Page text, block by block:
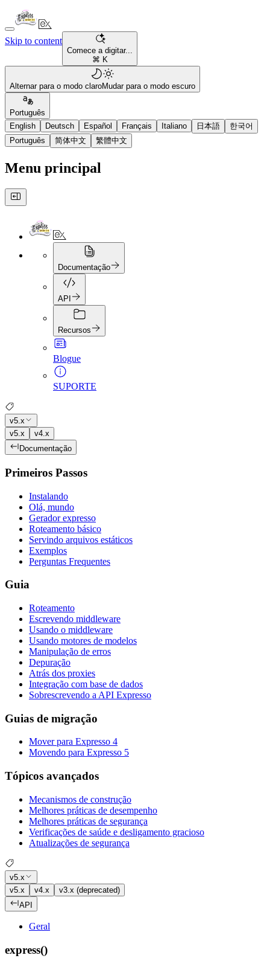
Skip to content
Comece a digitar...
⌘ K
Alternar para o modo claroMudar para o modo escuro
Português
English
Deutsch Español Français Italiano 日本語
한국어
Português
简体中文 繁體中文
Menu principal
Documentação
API
Recursos
Blogue
SUPORTE
v5.x
v5.x
v4.x
Documentação
Primeiros Passos
Instalando
Olá, mundo
Gerador expresso
Roteamento básico
Servindo arquivos estáticos
Exemplos
Perguntas Frequentes
Guia
Roteamento
Escrevendo middleware
Usando o middleware
Usando motores de modelos
Manipulação de erros
Depuração
Atrás dos proxies
Integração com base de dados
Sobrescrevendo a API Expresso
Guias de migração
Mover para Expresso 4
Movendo para Expresso 5
Tópicos avançados
Mecanismos de construção
Melhores práticas de desempenho
Melhores práticas de segurança
Verificações de saúde e desligamento gracioso
Atualizações de segurança
v5.x
v5.x
v4.x
v3.x (deprecated)
API
Geral
express()